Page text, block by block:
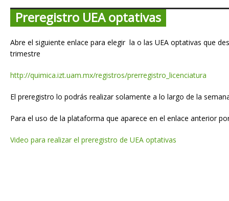
Preregistro UEA optativas
Abre el siguiente enlace para elegir la o las UEA optativas que
trimestre
http://quimica.izt.uam.mx/registros/prerregistro_licenciatura
El preregistro lo podrás realizar solamente a lo largo de la
Para el uso de la plataforma que aparece en el enlace anterior
Video para realizar el preregistro de UEA optativas